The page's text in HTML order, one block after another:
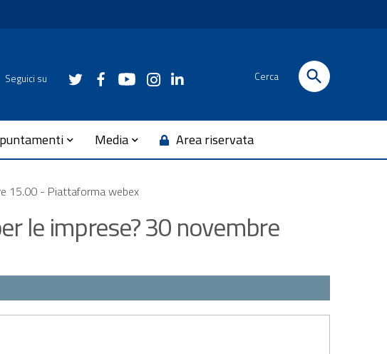
Seguici su Cerca
Media Area riservata
15.00 - Piattaforma webex
le imprese? 30 novembre